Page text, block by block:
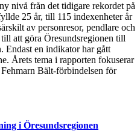
nivå från det tidigare rekordet på
25 år, till 115 indexenheter år
av personresor, pendlare och
att göra Öresundsregionen till
Endast en indikator har gått
Årets tema i rapporten fokuserar
Bält-förbindelsen för
i Öresundsregionen